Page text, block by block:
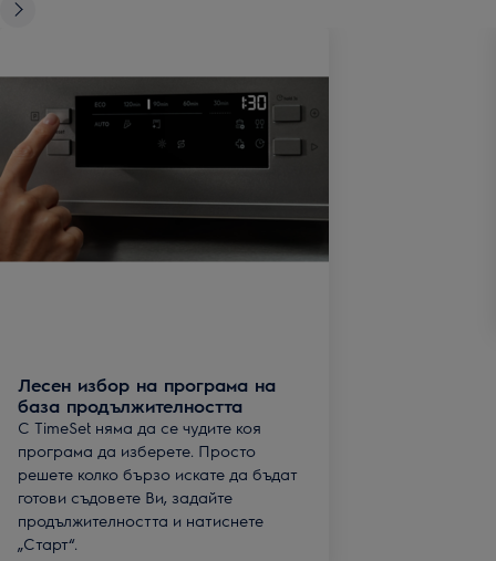
Лесен избор на програма на
база продължителността
С TimeSet няма да се чудите коя
програма да изберете. Просто
решете колко бързо искате да бъдат
готови съдовете Ви, задайте
продължителността и натиснете
„Старт“.